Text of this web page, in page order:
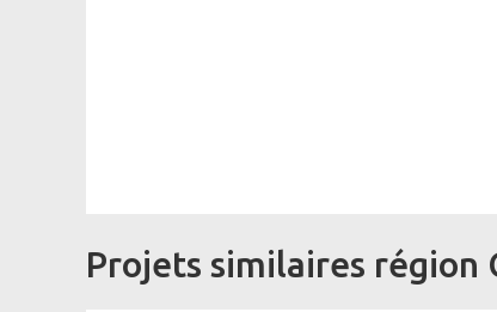
Projets similaires région